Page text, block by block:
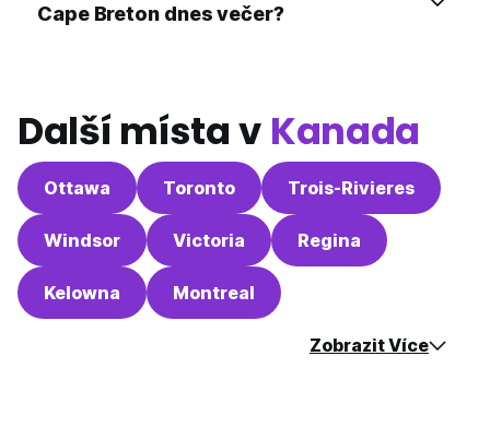
Cape Breton dnes večer?
Další místa v Kanada
Ottawa Toronto Trois-Rivieres
Windsor Victoria Regina
Kelowna Montreal
Zobrazit Více